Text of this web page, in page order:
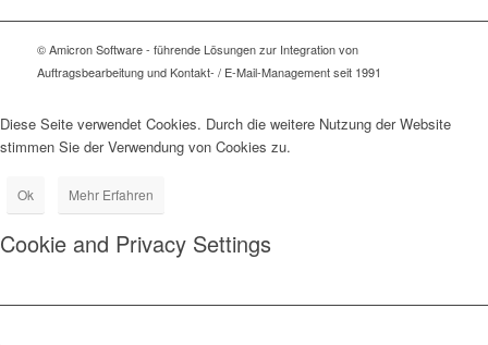
© Amicron Software - führende Lösungen zur Integration von
Auftragsbearbeitung und Kontakt- / E-Mail-Management seit 1991
Diese Seite verwendet Cookies. Durch die weitere Nutzung der Website
stimmen Sie der Verwendung von Cookies zu.
Ok Mehr Erfahren
Cookie and Privacy Settings